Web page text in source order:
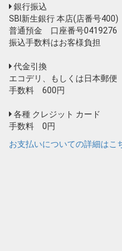
銀行振込
SBI新生銀行 本店(店番号400)
普通預金 口座番号
振込手数料はお客様負担
代金引換
エコデリ、もしくは日本郵便
手数料 600円
各種 クレジット カード
手数料 0円
お支払いについての詳細はこ